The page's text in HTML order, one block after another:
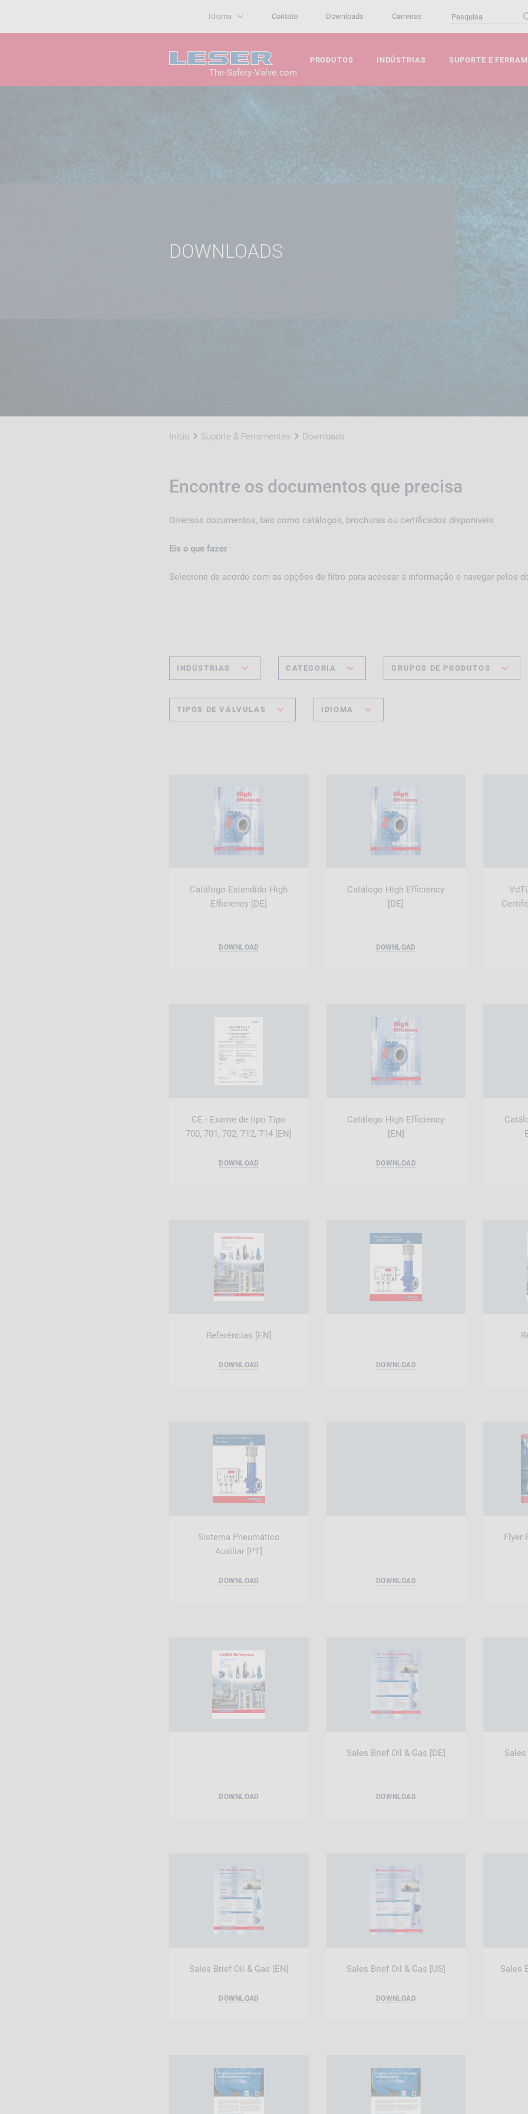
Contato Downloads Carreiras
Idioma
The-Safety-Valve.com
PRODUTOS INDÚSTRIAS SUPORTE E
DOWNLOADS
Início Suporte & Ferramentas Downloads
Encontre os documentos que precisa
Diversos documentos, tais como catálogos, brochuras ou certificados disponíveis
Eis o que fazer
Selecione de acordo com as opções de filtro para acessar a informação e navegar pelos
INDÚSTRIAS CATEGORIA GRUPOS DE PRODUTOS
TIPOS DE VÁLVULAS IDIOMA
Catálogo Extendido High
Efficiency [DE]
DOWNLOAD
Catálogo High Efficiency
[DE]
DOWNLOAD
CE - Exame de tipo Tipo
700, 701, 702, 712, 714 [EN]
DOWNLOAD
Catálogo High Efficiency
[EN]
DOWNLOAD
Referências [EN]
DOWNLOAD DOWNLOAD
Sistema Pneumático
Auxiliar [PT]
DOWNLOAD DOWNLOAD
Flyer
DOWNLOAD
Sales Brief Oil & Gas [DE]
DOWNLOAD
Sales Brief Oil & Gas [EN]
DOWNLOAD
Sales Brief Oil & Gas [US]
DOWNLOAD
Sales